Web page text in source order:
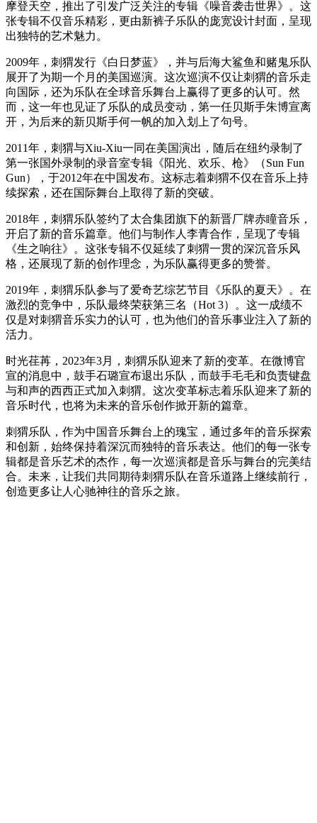
摩登天空，推出了引发广泛关注的专辑《噪音袭击世界》。这
张专辑不仅音乐精彩，更由新裤子乐队的庞宽设计封面，呈现
出独特的艺术魅力。
2009年，刺猬发行《白日梦蓝》，并与后海大鲨鱼和赌鬼乐队
展开了为期一个月的美国巡演。这次巡演不仅让刺猬的音乐走
向国际，还为乐队在全球音乐舞台上赢得了更多的认可。然
而，这一年也见证了乐队的成员变动，第一任贝斯手朱博宣离
开，为后来的新贝斯手何一帆的加入划上了句号。
2011年，刺猬与Xiu-Xiu一同在美国演出，随后在纽约录制了
第一张国外录制的录音室专辑《阳光、欢乐、枪》（Sun Fun
Gun），于2012年在中国发布。这标志着刺猬不仅在音乐上持
续探索，还在国际舞台上取得了新的突破。
2018年，刺猬乐队签约了太合集团旗下的新晋厂牌赤瞳音乐，
开启了新的音乐篇章。他们与制作人李青合作，呈现了专辑
《生之响往》。这张专辑不仅延续了刺猬一贯的深沉音乐风
格，还展现了新的创作理念，为乐队赢得更多的赞誉。
2019年，刺猬乐队参与了爱奇艺综艺节目《乐队的夏天》。在
激烈的竞争中，乐队最终荣获第三名（Hot 3）。这一成绩不
仅是对刺猬音乐实力的认可，也为他们的音乐事业注入了新的
活力。
时光荏苒，2023年3月，刺猬乐队迎来了新的变革。在微博官
宣的消息中，鼓手石璐宣布退出乐队，而鼓手毛毛和负责键盘
与和声的西西正式加入刺猬。这次变革标志着乐队迎来了新的
音乐时代，也将为未来的音乐创作掀开新的篇章。
刺猬乐队，作为中国音乐舞台上的瑰宝，通过多年的音乐探索
和创新，始终保持着深沉而独特的音乐表达。他们的每一张专
辑都是音乐艺术的杰作，每一次巡演都是音乐与舞台的完美结
合。未来，让我们共同期待刺猬乐队在音乐道路上继续前行，
创造更多让人心驰神往的音乐之旅。